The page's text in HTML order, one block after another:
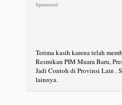
Terima kasih karena telah
Resmikan PIM Muara Baru,
Jadi Contoh di Provinsi Lain .
lainnya.